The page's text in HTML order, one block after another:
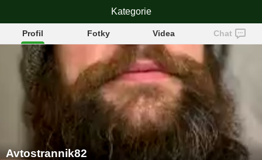
Avtostrannik82
Profil Fotky Videa Chat
Avtostrannik82
Kategorie